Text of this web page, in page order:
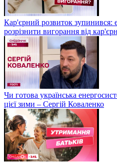
Кар'єрний розвиток зупинився:
розрізнити вигорання від
Чи готова українська
цієї зими – Сергій Коваленко